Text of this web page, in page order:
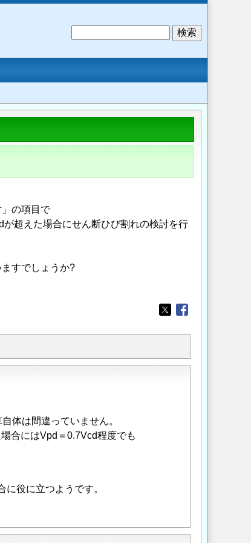
の項目で
超えた場合にせん断ひび割れの検討を行
すでしょうか?
Opens in a new
Opens in a new
体は間違っていません。
合にはVpd＝0.7Vcd程度でも
役に立つようです。